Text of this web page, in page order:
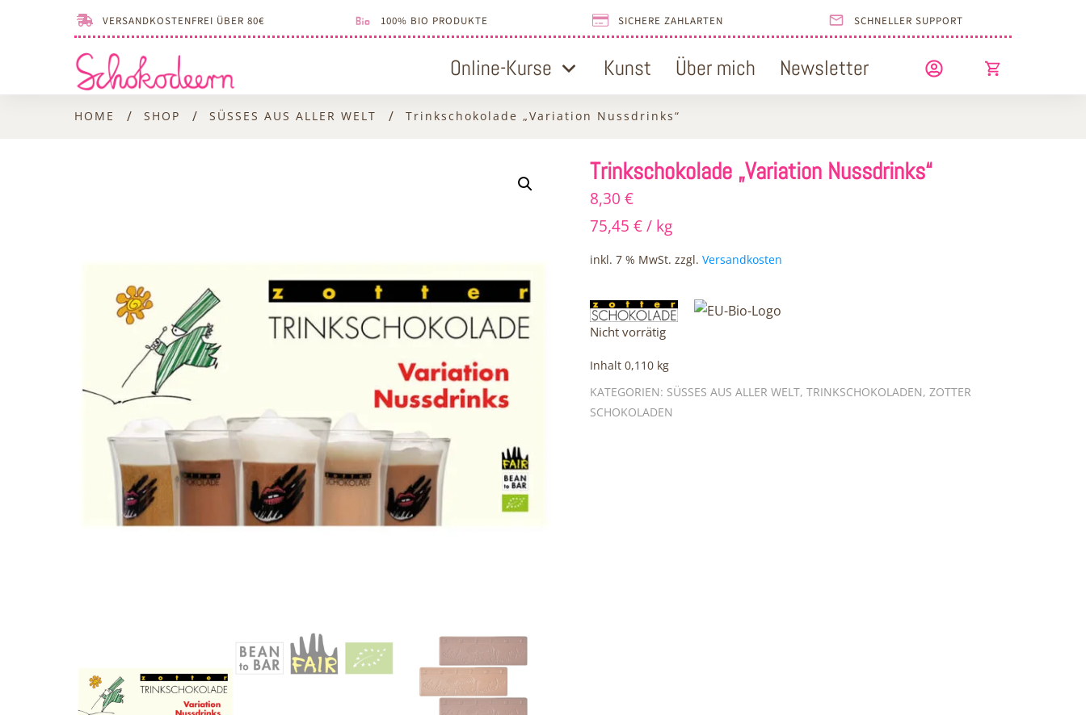
VERSANDKOSTENFREI ÜBER 80€ 100% BIO PRODUKTE SICHERE ZAHLARTEN SCHNELLER SUPPORT
Online-Kurse Kunst Über mich Newsletter
HOME / SHOP / SÜSSES AUS ALLER WELT / Trinkschokolade „Variation Nussdrinks“
Trinkschokolade „Variation Nussdrinks“
8,30€
75,45€/ kg
inkl. 7 % MwSt. zzgl.Versandkosten
Nicht vorrätig
Inhalt 0,110 kg
KATEGORIEN: SÜSSES AUS ALLER WELT ,TRINKSCHOKOLADEN,ZOTTER
SCHOKOLADEN